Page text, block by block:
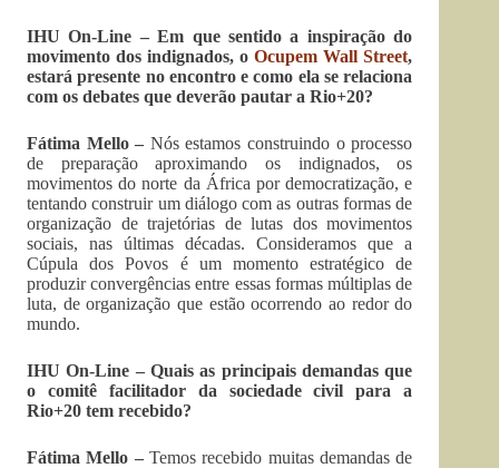
IHU On-Line – Em que sentido a inspiração do
movimento dos indignados, oOcupem Wall Street,
estará presente no encontro e como ela se relaciona
com os debates que deverão pautar a Rio+20?
Fátima Mello – Nós estamos construindo o processo
de preparação aproximando os indignados, os
movimentos do norte da África por democratização, e
tentando construir um diálogo com as outras formas de
organização de trajetórias de lutas dos movimentos
sociais, nas últimas décadas. Consideramos que a
Cúpula dos Povos é um momento estratégico de
produzir convergências entre essas formas múltiplas de
luta, de organização que estão ocorrendo ao redor do
mundo.
IHU On-Line – Quais as principais demandas que
o comitê facilitador da sociedade civil para a
Rio+20 tem recebido?
Fátima Mello – Temos recebido muitas demandas de